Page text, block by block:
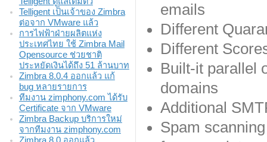
Telligent เป็นเจ้าของ Zimbra
ต่อจาก VMware แล้ว
การไฟฟ้าฝ่ายผลิตแห่ง
ประเทศไทย ใช้ Zimbra Mail
Opensource ช่วยชาติ
ประหยัดเงินได้ถึง 51 ล้านบาท
Zimbra 8.0.4 ออกแล้ว แก้
bug หลายรายการ
ทีมงาน zimphony.com ได้รับ
Certificate จาก VMware
Zimbra Backup บริการใหม่
จากทีมงาน zimphony.com
emails
Different
Different
Built-it parallel
domains
Additional
Spam